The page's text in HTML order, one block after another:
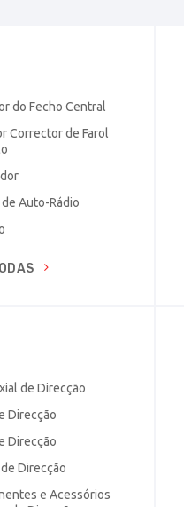
do Fecho Central
Corrector de Farol
Auto-Rádio
de Direcção
Direcção
Direcção
Direcção
e Acessórios